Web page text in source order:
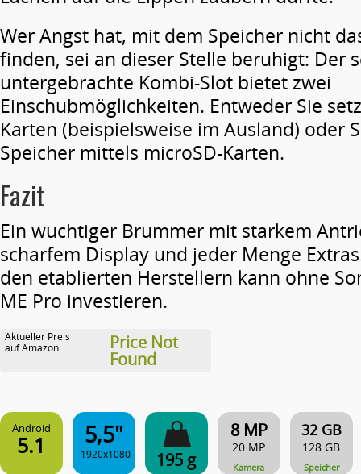
Wer Angst hat, mit dem Speicher nicht
finden, sei an dieser Stelle beruhigt: Der
untergebrachte Kombi-Slot bietet zwei
Einschubmöglichkeiten. Entweder Sie
Karten (beispielsweise im Ausland) oder
Speicher mittels microSD-Karten.
Fazit
Ein wuchtiger Brummer mit starkem
scharfem Display und jeder Menge
den etablierten Herstellern kann ohne
ME Pro investieren.
Aktueller Preis
auf Amazon:
Price Not
Found
Android
5.1 5,5"
1920x1080 195 g
8 MP
20 MP
Kamera
32 GB
128 GB
Speicher